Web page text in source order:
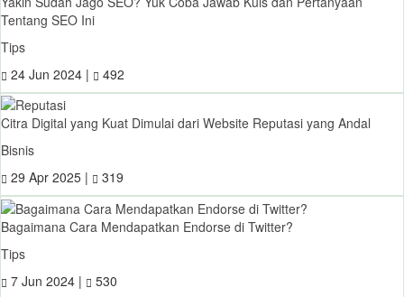
Tentang SEO Ini
Tips
24 Jun 2024 |
492
Citra Digital yang Kuat Dimulai dari Website Reputasi yang Andal
Bisnis
29 Apr 2025 |
319
Bagaimana Cara Mendapatkan Endorse di Twitter?
Tips
7 Jun 2024 |
530